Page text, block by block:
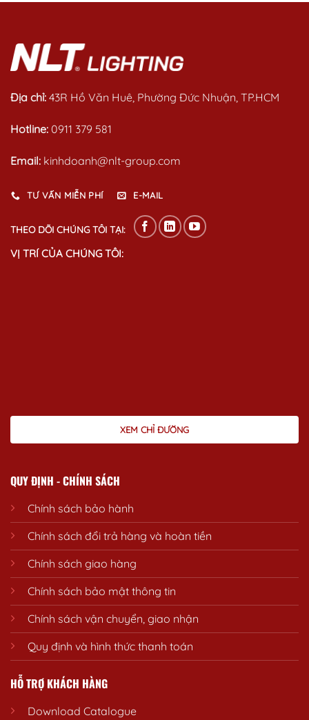
5 5
Địa chỉ: 43R Hồ Văn Huê, Phường Đức Nhuận, TP.HCM
Hotline: 0911 379 581
Email: kinhdoanh@nlt-group.com
TƯ VẤN MIỄN PHÍ E-MAIL
THEO DÕI CHÚNG TÔI TẠI:
VỊ TRÍ CỦA CHÚNG TÔI:
XEM CHỈ ĐƯỜNG
QUY ĐỊNH - CHÍNH SÁCH
Chính sách bảo hành
Chính sách đổi trả hàng và hoàn tiền
Chính sách giao hàng
Chính sách bảo mật thông tin
Chính sách vận chuyển, giao nhận
Quy định và hình thức thanh toán
HỖ TRỢ KHÁCH HÀNG
Download Catalogue